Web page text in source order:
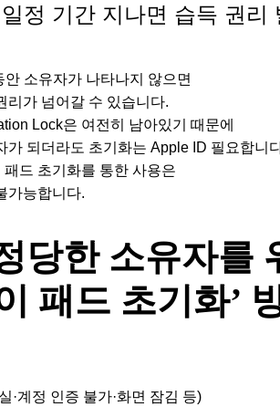
정 기간 지나면 습득 권리
안 소유자가 나타나지 않으면
리가 넘어갈 수 있습니다.
Lock은 여전히 남아있기 때문에
가 되더라도 초기화는 Apple ID 필요합니
패드 초기화를 통한 사용은
가능합니다.
당한 소유자를
패드 초기화’
·계정 인증 불가·화면 잠김 등)